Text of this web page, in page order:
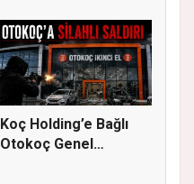
Koç Holding’e Bağlı
Otokoç Genel